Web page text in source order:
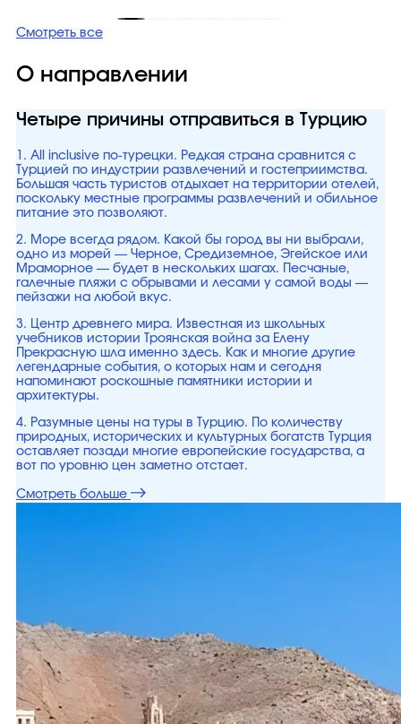
Смотреть все
О направлении
Четыре причины отправиться в Турцию
1. All inclusive по-турецки. Редкая страна сравнится с
Турцией по индустрии развлечений и гостеприимства.
Большая часть туристов отдыхает на территории отелей,
поскольку местные программы развлечений и обильное
питание это позволяют.
2. Море всегда рядом. Какой бы город вы ни выбрали,
одно из морей — Черное, Средиземное, Эгейское или
Мраморное — будет в нескольких шагах. Песчаные,
галечные пляжи с обрывами и лесами у самой воды —
пейзажи на любой вкус.
3. Центр древнего мира. Известная из школьных
учебников истории Троянская война за Елену
Прекрасную шла именно здесь. Как и многие другие
легендарные события, о которых нам и сегодня
напоминают роскошные памятники истории и
архитектуры.
4. Разумные цены на туры в Турцию. По количеству
природных, исторических и культурных богатств Турция
оставляет позади многие европейские государства, а
вот по уровню цен заметно отстает.
Смотреть больше